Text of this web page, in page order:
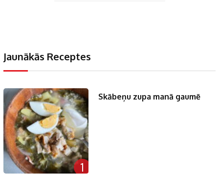
Jaunākās Receptes
1
Skābeņu zupa manā gaumē